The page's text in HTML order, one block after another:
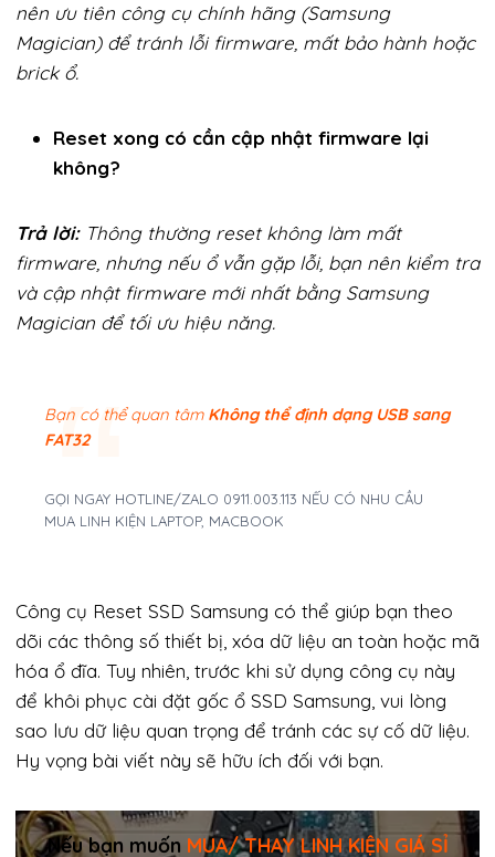
nên ưu tiên công cụ chính hãng (Samsung
Magician) để tránh lỗi firmware, mất bảo hành hoặc
brick ổ.
Reset xong có cần cập nhật firmware lại
không?
Trả lời:Thông thường reset không làm mất
firmware, nhưng nếu ổ vẫn gặp lỗi, bạn nên kiểm tra
và cập nhật firmware mới nhất bằng Samsung
Magician để tối ưu hiệu năng.
Bạn có thể quan tâm Không thể định dạng USB sang
FAT32
GỌI NGAY HOTLINE/ZALO 0911.003.113 NẾU CÓ NHU CẦU
MUA LINH KIỆN LAPTOP, MACBOOK
Công cụ Reset SSD Samsung có thể giúp bạn theo
dõi các thông số thiết bị, xóa dữ liệu an toàn hoặc mã
hóa ổ đĩa. Tuy nhiên, trước khi sử dụng công cụ này
để khôi phục cài đặt gốc ổ SSD Samsung, vui lòng
sao lưu dữ liệu quan trọng để tránh các sự cố dữ liệu.
Hy vọng bài viết này sẽ hữu ích đối với bạn.
Nếu bạn muốn MUA/ THAY LINH KIỆN GIÁ SỈ